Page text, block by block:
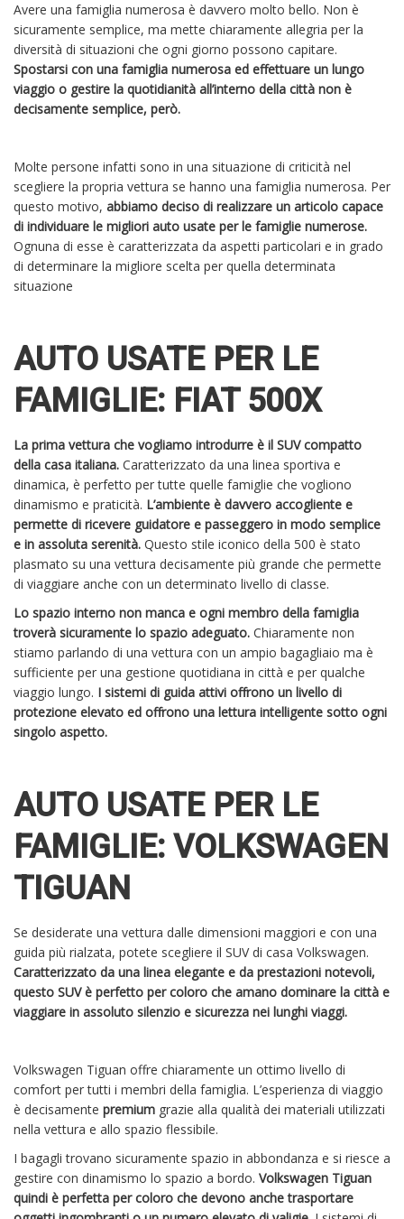
Avere una famiglia numerosa è davvero molto bello. Non è
sicuramente semplice, ma mette chiaramente allegria per la
diversità di situazioni che ogni giorno possono capitare.
Spostarsi con una famiglia numerosa ed effettuare un lungo
viaggio o gestire la quotidianità all’interno della città non è
decisamente semplice, però.
Molte persone infatti sono in una situazione di criticità nel
scegliere la propria vettura se hanno una famiglia numerosa. Per
questo motivo, abbiamo deciso di realizzare un articolo capace
di individuare le migliori auto usate per le famiglie numerose.
Ognuna di esse è caratterizzata da aspetti particolari e in grado
di determinare la migliore scelta per quella determinata
situazione
AUTO USATE PER LE
FAMIGLIE: FIAT 500X
La prima vettura che vogliamo introdurre è il SUV compatto
della casa italiana. Caratterizzato da una linea sportiva e
dinamica, è perfetto per tutte quelle famiglie che vogliono
dinamismo e praticità. L’ambiente è davvero accogliente e
permette di ricevere guidatore e passeggero in modo semplice
e in assoluta serenità. Questo stile iconico della 500 è stato
plasmato su una vettura decisamente più grande che permette
di viaggiare anche con un determinato livello di classe.
Lo spazio interno non manca e ogni membro della famiglia
troverà sicuramente lo spazio adeguato. Chiaramente non
stiamo parlando di una vettura con un ampio bagagliaio ma è
sufficiente per una gestione quotidiana in città e per qualche
viaggio lungo. I sistemi di guida attivi offrono un livello di
protezione elevato ed offrono una lettura intelligente sotto ogni
singolo aspetto.
AUTO USATE PER LE
FAMIGLIE: VOLKSWAGEN
TIGUAN
Se desiderate una vettura dalle dimensioni maggiori e con una
guida più rialzata, potete scegliere il SUV di casa Volkswagen.
Caratterizzato da una linea elegante e da prestazioni notevoli,
questo SUV è perfetto per coloro che amano dominare la città e
viaggiare in assoluto silenzio e sicurezza nei lunghi viaggi.
Volkswagen Tiguan offre chiaramente un ottimo livello di
comfort per tutti i membri della famiglia. L’esperienza di viaggio
è decisamente premium grazie alla qualità dei materiali utilizzati
nella vettura e allo spazio flessibile.
I bagagli trovano sicuramente spazio in abbondanza e si riesce a
gestire con dinamismo lo spazio a bordo. Volkswagen Tiguan
quindi è perfetta per coloro che devono anche trasportare